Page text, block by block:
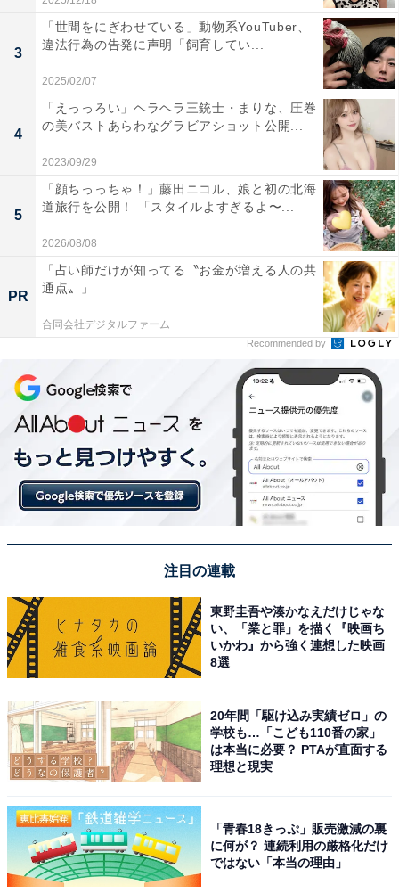
3
「世間をにぎわせている」動物系YouTuber、
違法行為の告発に声明「飼育してい...
2025/02/07
4
「えっっろい」ヘラヘラ三銃士・まりな、圧巻
の美バストあらわなグラビアショット公開...
2023/09/29
5
「顔ちっっちゃ！」藤田ニコル、娘と初の北海
道旅行を公開！ 「スタイルよすぎるよ〜...
2026/08/08
PR
「占い師だけが知ってる〝お金が増える人の共
通点〟」
合同会社デジタルファーム
Recommended by
注目の連載
東野圭吾や湊かなえだけじゃな
い、「業と罪」を描く『映画ち
いかわ』から強く連想した映画
8選
20年間「駆け込み実績ゼロ」の
学校も…「こども110番の家」
は本当に必要？ PTAが直面する
理想と現実
「青春18きっぷ」販売激減の裏
に何が？ 連続利用の厳格化だけ
ではない「本当の理由」